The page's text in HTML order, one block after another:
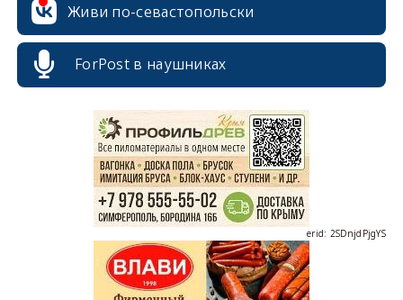
Живи по-севастопольски
ForPost в наушниках
erid: 2SDnjcrDNw6
erid: 2SDnjdPjgYS